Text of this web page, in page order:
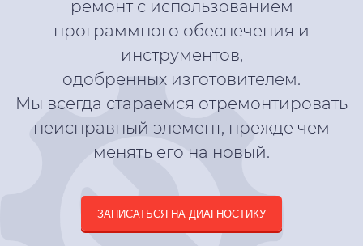
ремонт с использованием
программного обеспечения и
инструментов,
одобренных изготовителем.
Мы всегда стараемся отремонтировать
неисправный элемент, прежде чем
менять его на новый.
ЗАПИСАТЬСЯ НА ДИАГНОСТИКУ